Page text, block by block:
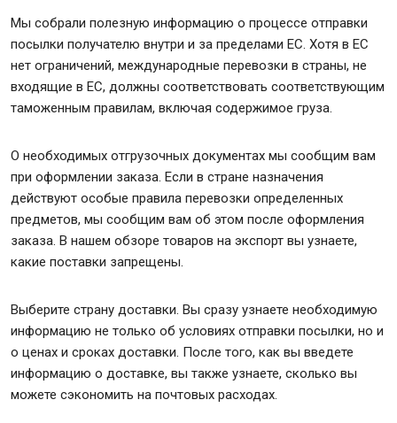
Мы собрали полезную информацию о процессе отправки
посылки получателю внутри и за пределами ЕС. Хотя в ЕС
нет ограничений, международные перевозки в страны, не
входящие в ЕС, должны соответствовать соответствующим
таможенным правилам, включая содержимое груза.
О необходимых отгрузочных документах мы сообщим вам
при оформлении заказа. Если в стране назначения
действуют особые правила перевозки определенных
предметов, мы сообщим вам об этом после оформления
заказа. В нашем обзоре товаров на экспорт вы узнаете,
какие поставки запрещены.
Выберите страну доставки. Вы сразу узнаете необходимую
информацию не только об условиях отправки посылки, но и
о ценах и сроках доставки. После того, как вы введете
информацию о доставке, вы также узнаете, сколько вы
можете сэкономить на почтовых расходах.